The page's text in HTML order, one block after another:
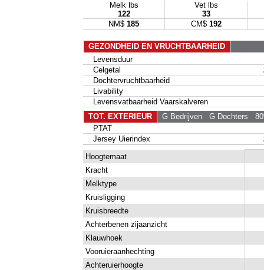
Melk lbs
122
Vet lbs
33
NM$ 185 CM$ 192
GEZONDHEID EN VRUCHTBAARHEID
Levensduur
Celgetal
Dochtervruchtbaarheid
Livability
Levensvatbaarheid Vaarskalveren
TOT. EXTERIEUR
G Bedrijven G Dochters
PTAT
Jersey Uierindex
Hoogtemaat
Kracht
Melktype
Kruisligging
Kruisbreedte
Achterbenen zijaanzicht
Klauwhoek
Vooruieraanhechting
Achteruierhoogte